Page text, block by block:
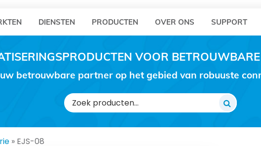
DIENSTEN PRODUCTEN OVER ONS SUPPORT
VOOR
betrouwbare partner op het gebied van robuuste
Zoeken
naar:
» EJS-08